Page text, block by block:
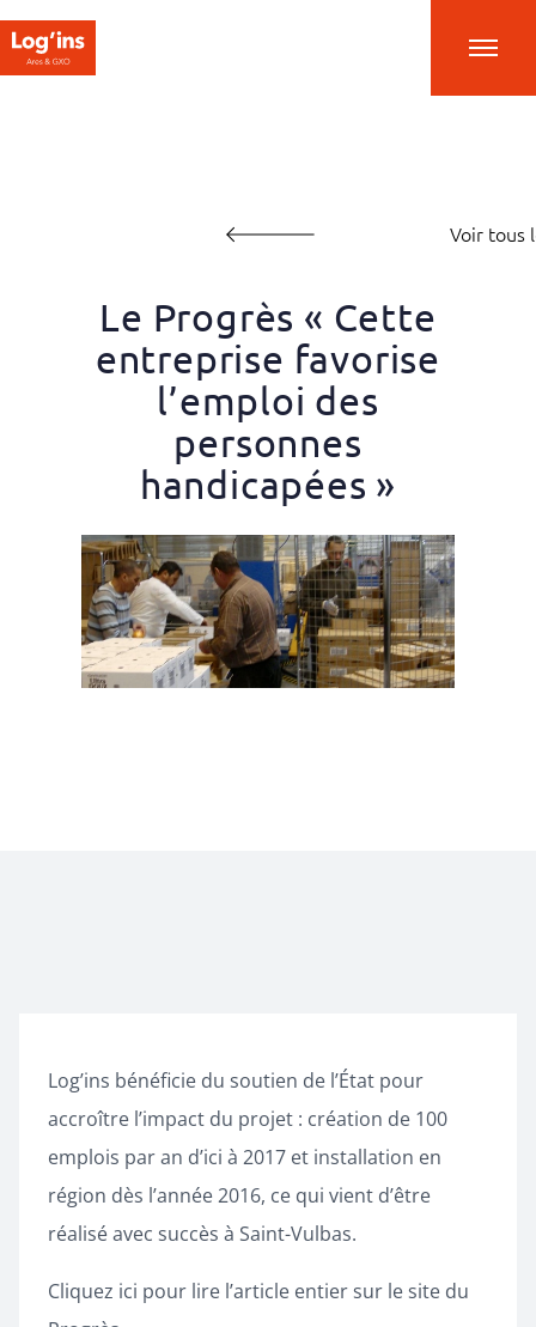
Voir tous
Le Progrès « Cette
entreprise favorise
l’emploi des
personnes
handicapées »
Log’ins bénéficie du soutien de l’État pour
accroître l’impact du projet : création de 100
emplois par an d’ici à 2017 et installation en
région dès l’année 2016, ce qui vient d’être
réalisé avec succès à Saint-Vulbas.
Cliquez ici pour lire l’article entier sur le site du